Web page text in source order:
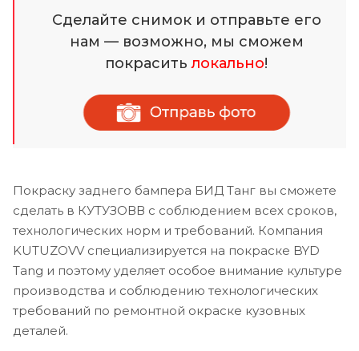
Сделайте снимок и отправьте его
нам — возможно, мы сможем
покраситьлокально!
Покраску заднего бампера БИД Танг вы сможете
сделать в КУТУЗОВВ с соблюдением всех сроков,
технологических норм и требований. Компания
KUTUZOVV специализируется на покраске BYD
Tang и поэтому уделяет особое внимание культуре
производства и соблюдению технологических
требований по ремонтной окраске кузовных
деталей.